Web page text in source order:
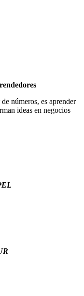
números, es aprender
ideas en negocios